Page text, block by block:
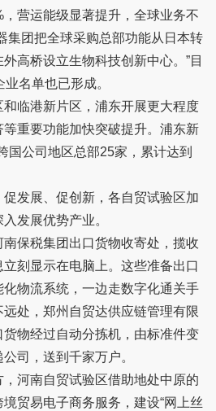
营运能级显著提升，全球业务不
集团把全球采购总部功能从日本转
高桥设立生物科技创新中心。”目
名单也已形成。
临港新片区，浦东开展更大程度
重要功能加快突破提升。浦东新
国公司地区总部25家，累计达到
发展、促创新，各自贸试验区加
发展优势产业。
保税集团出口货物收寄处，揽收
刻显示在电脑上。这些准备出口
物流系统，一边走数字化通关手
处，郑州自贸达供应链管理有限
物经过自动分拣机，由标准件变
司，送到千家万户。
河南自贸试验区借助地处中原的
贸易电子商务服务，建设“网上丝